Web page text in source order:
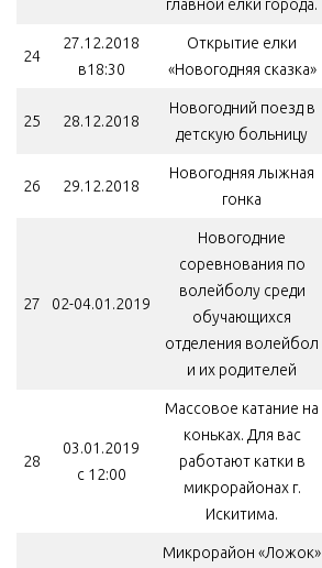
главной ёлки города.
24
27.12.2018
в18:30
Открытие елки
«Новогодняя сказка»
25 28.12.2018
Новогодний поезд в
детскую больницу
26 29.12.2018
Новогодняя лыжная
гонка
27 02-04.01.2019
Новогодние
соревнования по
волейболу среди
обучающихся
отделения волейбол
и их родителей
28
03.01.2019
с 12:00
Массовое катание на
коньках. Для вас
работают катки в
микрорайонах г.
Искитима.
Микрорайон «Ложок»